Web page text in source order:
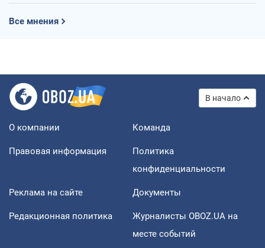
Все мнения
В начало
О компании Команда
Правовая информация
Политика
конфиденциальности
Реклама на сайте Документы
Редакционная политика
Журналисты OBOZ.UA на
месте событий